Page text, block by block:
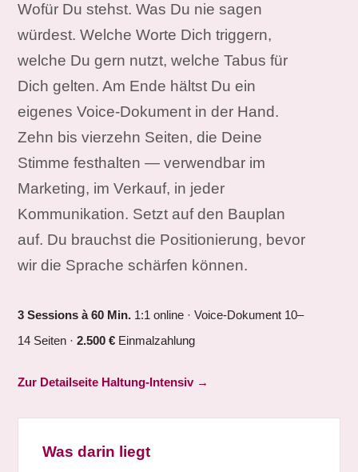
Wofür Du stehst. Was Du nie sagen
würdest. Welche Worte Dich triggern,
welche Du gern nutzt, welche Tabus für
Dich gelten. Am Ende hältst Du ein
eigenes Voice-Dokument in der Hand.
Zehn bis vierzehn Seiten, die Deine
Stimme festhalten — verwendbar im
Marketing, im Verkauf, in jeder
Kommunikation. Setzt auf den Bauplan
auf. Du brauchst die Positionierung, bevor
wir die Sprache schärfen können.
3 Sessions à 60 Min. 1:1 online · Voice-Dokument 10–
14 Seiten ·2.500 € Einmalzahlung
Zur Detailseite Haltung-Intensiv →
Was darin liegt